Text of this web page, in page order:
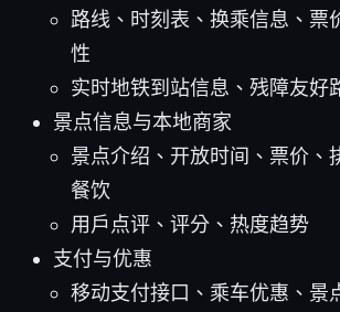
路线、时刻表、换乘信息、票
性
实时地铁到站信息、残障友好
景点信息与本地商家
景点介绍、开放时间、票价、
餐饮
用户点评、评分、热度趋势
支付与优惠
移动支付接口、乘车优惠、景